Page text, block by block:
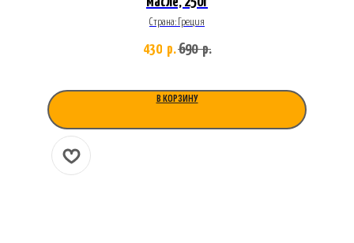
Страна: Греция
430 р.690 р.
В КОРЗИНУ